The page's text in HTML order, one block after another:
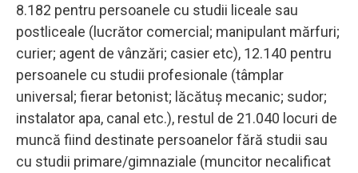
8.182 pentru persoanele cu studii liceale sau
postliceale (lucrător comercial; manipulant mărfuri;
curier; agent de vânzări; casier etc), 12.140 pentru
persoanele cu studii profesionale (tâmplar
universal; fierar betonist; lăcătuş mecanic; sudor;
instalator apa, canal etc.), restul de 21.040 locuri de
muncă fiind destinate persoanelor fără studii sau
cu studii primare/gimnaziale (muncitor necalificat